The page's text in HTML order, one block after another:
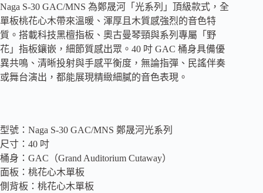
花
心
木
鄭
晟
河
光
袋
數
量
Naga S-30 GAC/MNS 為鄭晟河「光系列」頂級款式，全
單板桃花心木帶來溫暖、渾厚且木質感強烈的音色特
質。搭載科技黑檀指板、奧古曼琴頸與系列專屬「野
花」指板鑲嵌，細節質感出眾。40 吋 GAC 桶身具備優
異共鳴、清晰投射與手感平衡度，無論指彈、民謠伴奏
或舞台演出，都能展現精緻細膩的音色表現。
型號：Naga S-30 GAC/MNS 鄭晟河光系列
尺寸：40 吋
桶身：GAC（Grand Auditorium Cutaway）
面板：桃花心木單板
側背板：桃花心木單板